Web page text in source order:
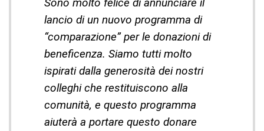
lancio di un nuovo programma di
“comparazione” per le donazioni di
beneficenza. Siamo tutti molto
ispirati dalla generosità dei nostri
colleghi che restituiscono alla
comunità, e questo programma
aiuterà a portare questo donare